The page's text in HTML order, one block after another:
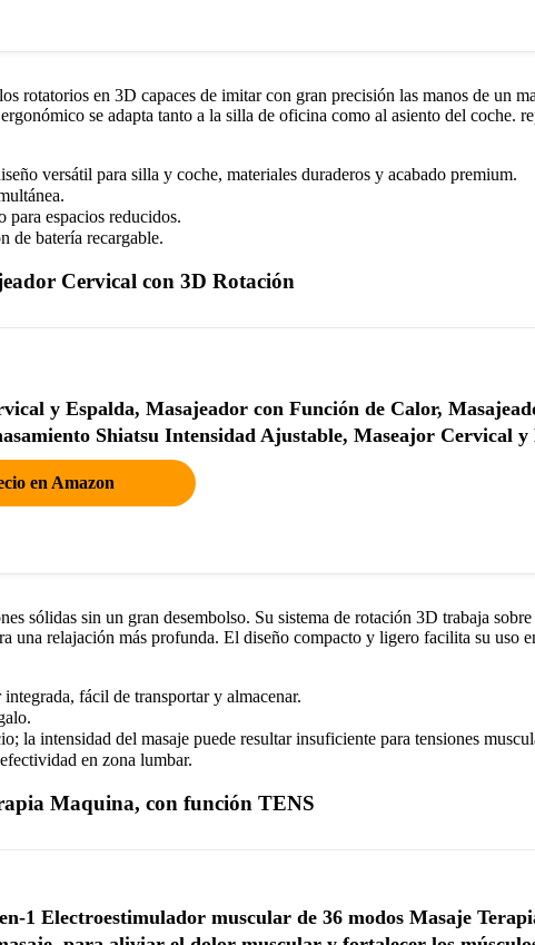
rotatorios en 3D capaces de imitar con gran precisión las manos de un
se adapta tanto a la silla de oficina como al asiento del coche.
versátil para silla y coche, materiales duraderos y acabado premium.
para espacios reducidos.
de batería recargable.
Cervical con 3D Rotación
y Espalda, Masajeador con Función de Calor,
Shiatsu Intensidad Ajustable, Maseajor Cervical
en Amazon
sólidas sin un gran desembolso. Su sistema de rotación 3D trabaja
una relajación más profunda. El diseño compacto y ligero facilita su uso
fácil de transportar y almacenar.
la intensidad del masaje puede resultar insuficiente para tensiones
en zona lumbar.
Maquina, con función TENS
1 Electroestimulador muscular de 36 modos Masaje